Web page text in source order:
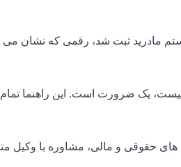
از طریق سیستم مادرید ثبت شد، رقمی
نیست، یک ضرورت است. این راهنما
های حقوقی و مالی، مشاوره با